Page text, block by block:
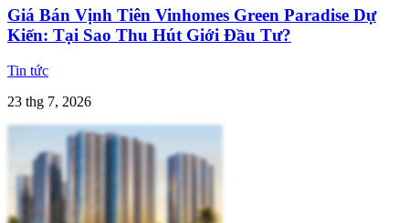
Giá Bán Vịnh Tiên Vinhomes Green Paradise Dự
Kiến: Tại Sao Thu Hút Giới Đầu Tư?
Tin tức
23 thg 7, 2026